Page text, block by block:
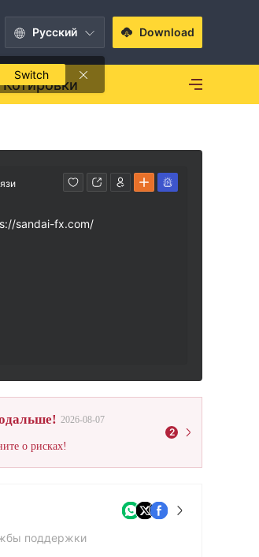
Pусский
Switch
Download
Котировки
sandai-fx.com/
2026-08-07
о рисках!
2
поддержки